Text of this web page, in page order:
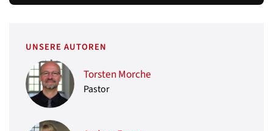
UNSERE AUTOREN
Torsten Morche
Pastor